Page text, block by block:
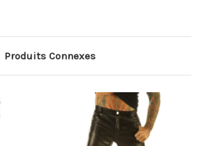
Produits Connexes